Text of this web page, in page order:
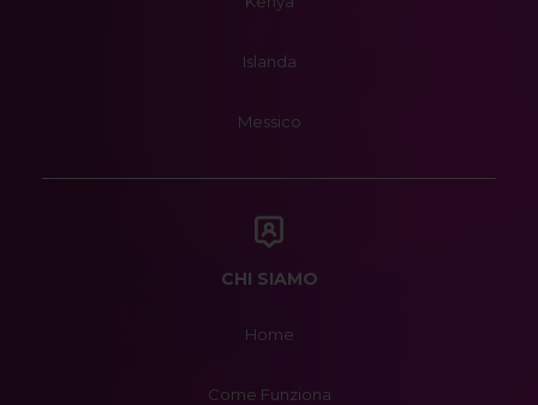
Islanda
Messico
CHI SIAMO
Home
Come Funziona